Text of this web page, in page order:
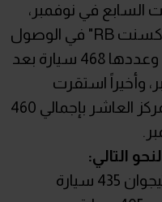
بلغت السابع في نوفمبر،
وفي المقابل نجحت "هيونداي أكسنت RB" في الوصول
إلى المركز التاسع بفارق بسيط وعددها 468 سيارة بعد
وأخيراً استقرت
"شيفورليه أوبترا Optra" في المركز العاشر بإجمالي 460
التالي:
سيارة